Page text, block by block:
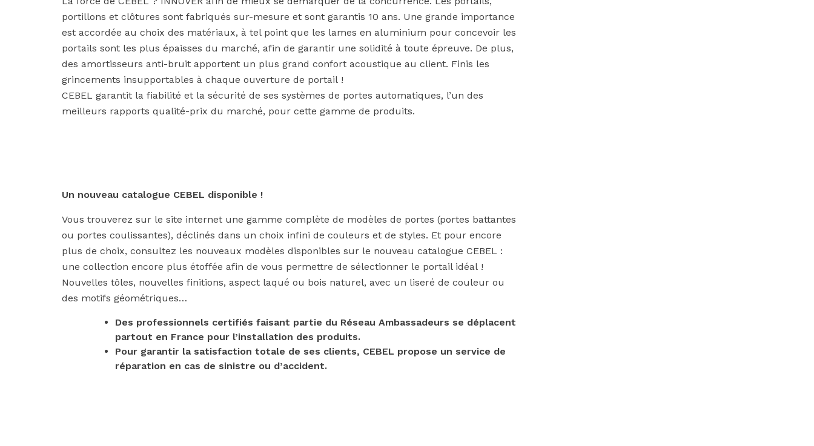
portillons et clôtures sont fabriqués sur-mesure et sont garantis 10 ans. Une grande importance
est accordée au choix des matériaux, à tel point que les lames en aluminium pour concevoir les
portails sont les plus épaisses du marché, afin de garantir une solidité à toute épreuve. De plus,
des amortisseurs anti-bruit apportent un plus grand confort acoustique au client. Finis les
grincements insupportables à chaque ouverture de portail !
CEBEL garantit la fiabilité et la sécurité de ses systèmes de portes automatiques, l’un des
meilleurs rapports qualité-prix du marché, pour cette gamme de produits.
Un nouveau catalogue CEBEL disponible !
Vous trouverez sur le site internet une gamme complète de modèles de portes (portes battantes
ou portes coulissantes), déclinés dans un choix infini de couleurs et de styles. Et pour encore
plus de choix, consultez les nouveaux modèles disponibles sur le nouveau catalogue CEBEL :
une collection encore plus étoffée afin de vous permettre de sélectionner le portail idéal !
Nouvelles tôles, nouvelles finitions, aspect laqué ou bois naturel, avec un liseré de couleur ou
des motifs géométriques…
Des professionnels certifiés faisant partie du Réseau Ambassadeurs se déplacent
partout en France pour l’installation des produits.
Pour garantir la satisfaction totale de ses clients, CEBEL propose un service de
réparation en cas de sinistre ou d’accident.